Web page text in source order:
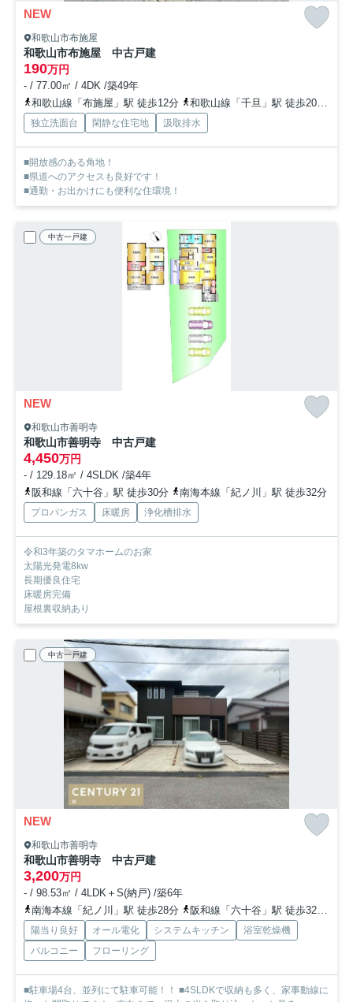
NEW
和歌山市布施屋
和歌山市布施屋 中古戸建
190万円
- / 77.00㎡ / 4DK /築49年
和歌山線「布施屋」駅 徒歩12分
和歌山線「千旦」駅 徒歩20分
独立洗面台 閑静な住宅地 汲取排水
■開放感のある角地！
■県道へのアクセスも良好です！
■通勤・お出かけにも便利な住環境！
中古一戸建
NEW
和歌山市善明寺
和歌山市善明寺 中古戸建
4,450万円
- / 129.18㎡ / 4SLDK /築4年
阪和線「六十谷」駅 徒歩30分
南海本線「紀ノ川」駅 徒歩32分
プロパンガス 床暖房 浄化槽排水
令和3年築のタマホームのお家
太陽光発電8kw
長期優良住宅
床暖房完備
屋根裏収納あり
中古一戸建
NEW
和歌山市善明寺
和歌山市善明寺 中古戸建
3,200万円
- / 98.53㎡ / 4LDK＋S(納戸) /築6年
南海本線「紀ノ川」駅 徒歩28分
阪和線「六十谷」駅 徒歩32分
陽当り良好 オール電化 システムキッチン
浴室乾燥機
バルコニー
フローリング
■駐車場4台、並列にて駐車可能！！ ■4SLDKで収納も多く、家事動線に